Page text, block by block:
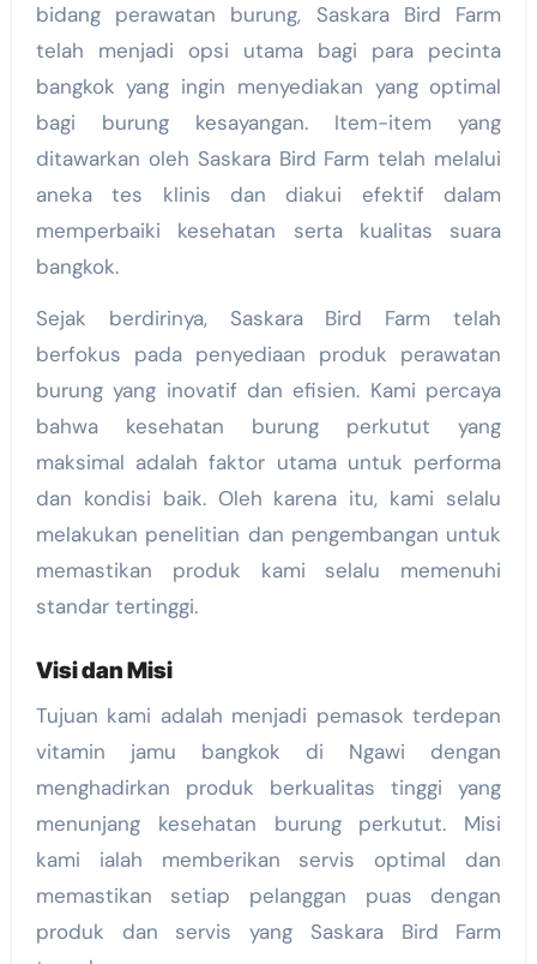
bidang perawatan burung, Saskara Bird Farm
telah menjadi opsi utama bagi para pecinta
bangkok yang ingin menyediakan yang optimal
bagi burung kesayangan. Item-item yang
ditawarkan oleh Saskara Bird Farm telah melalui
aneka tes klinis dan diakui efektif dalam
memperbaiki kesehatan serta kualitas suara
bangkok.
Sejak berdirinya, Saskara Bird Farm telah
berfokus pada penyediaan produk perawatan
burung yang inovatif dan efisien. Kami percaya
bahwa kesehatan burung perkutut yang
maksimal adalah faktor utama untuk performa
dan kondisi baik. Oleh karena itu, kami selalu
melakukan penelitian dan pengembangan untuk
memastikan produk kami selalu memenuhi
standar tertinggi.
Visi dan Misi
Tujuan kami adalah menjadi pemasok terdepan
vitamin jamu bangkok di Ngawi dengan
menghadirkan produk berkualitas tinggi yang
menunjang kesehatan burung perkutut. Misi
kami ialah memberikan servis optimal dan
memastikan setiap pelanggan puas dengan
produk dan servis yang Saskara Bird Farm